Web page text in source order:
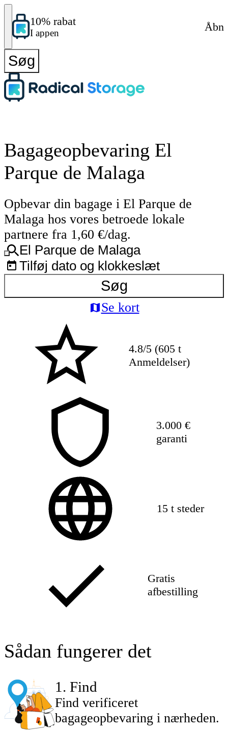
10% rabat
I appen
Åbn
Søg
Bagageopbevaring El
Parque de Malaga
Opbevar din bagage i El Parque de
Malaga hos vores betroede lokale
partnere fra 1,60 €/dag.
El Parque de Malaga
Tilføj dato og klokkeslæt
Søg
Se kort
4.8/5 (605 t
Anmeldelser)
3.000 €
garanti
15 t steder
Gratis
afbestilling
Sådan fungerer det
1 . Find
Find verificeret
bagageopbevaring i nærheden.